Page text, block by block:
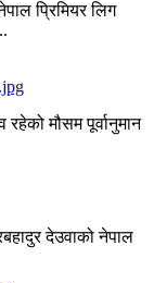
प्रिमियर लिग
मौसम पूर्वानुमान
देउवाको नेपाल